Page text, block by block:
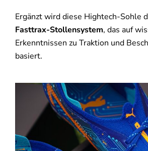
Ergänzt wird diese Hightech-Sohle
Fasttrax-Stollensystem, das auf
Erkenntnissen zu Traktion und
basiert.